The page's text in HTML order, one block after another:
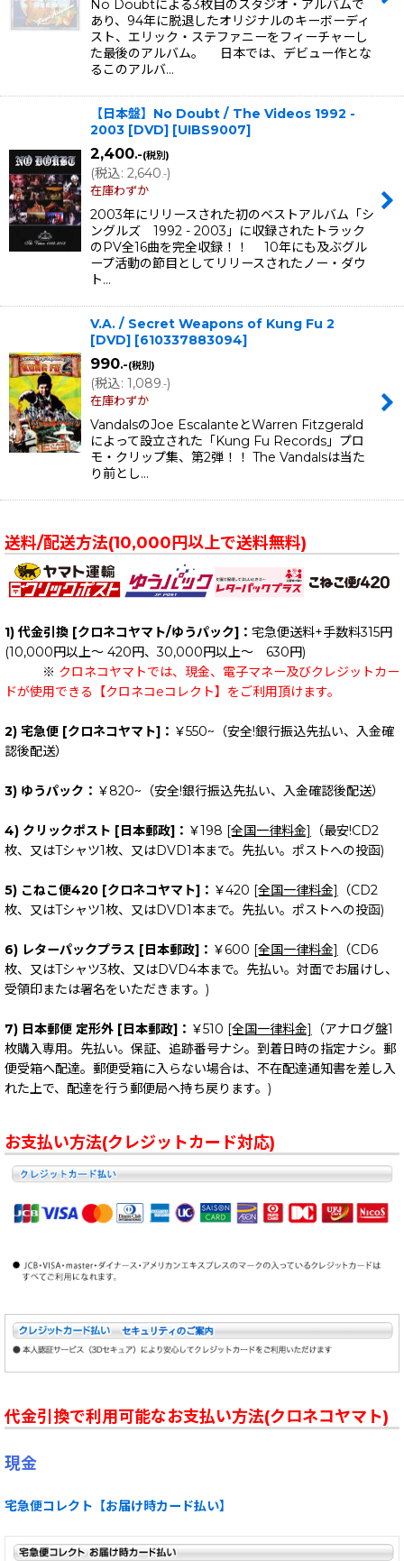
No Doubtによる3枚目のスタジオ・アルバムで
あり、94年に脱退したオリジナルのキーボーディ
スト、エリック・ステファニーをフィーチャーし
た最後のアルバム。 日本では、デビュー作とな
るこのアルバ…
【日本盤】No Doubt / The Videos 1992 -
2003 [DVD] [UIBS9007]
2,400.-(税別)
(税込: 2,640.-)
在庫わずか
2003年にリリースされた初のベストアルバム「シ
ングルズ 1992 - 2003」に収録されたトラック
のPV全16曲を完全収録！！ 10年にも及ぶグル
ープ活動の節目としてリリースされたノー・ダウ
ト…
V.A. / Secret Weapons of Kung Fu 2
[DVD] [610337883094]
990.-(税別)
(税込: 1,089.-)
在庫わずか
VandalsのJoe EscalanteとWarren Fitzgerald
によって設立された「Kung Fu Records」プロ
モ・クリップ集、第2弾！！ The Vandalsは当た
り前とし…
送料/配送方法(10,000円以上で送料無料)
1) 代金引換 [クロネコヤマト/ゆうパック]： 宅急便送料+手数料315円
(10,000円以上～ 420円、30,000円以上～ 630円)
※ クロネコヤマトでは、現金、電子マネー及びクレジットカー
ドが使用できる【クロネコeコレクト】をご利用頂けます。
2) 宅急便 [クロネコヤマト]： ￥550~（安全!銀行振込先払い、入金確
認後配送）
3) ゆうパック： ￥820~（安全!銀行振込先払い、入金確認後配送）
4) クリックポスト [日本郵政]： ￥198 [全国一律料金]
（最安!CD2
枚、又はTシャツ1枚、又はDVD1本まで。先払い。ポストへの投函)
5) こねこ便420 [クロネコヤマト]： ￥420 [全国一律料金]
（CD2
枚、又はTシャツ1枚、又はDVD1本まで。先払い。ポストへの投函)
6) レターパックプラス [日本郵政]： ￥600 [全国一律料金]
（CD6
枚、又はTシャツ3枚、又はDVD4本まで。先払い。対面でお届けし、
受領印または署名をいただきます。)
7) 日本郵便 定形外 [日本郵政]： ￥510 [全国一律料金]
（アナログ盤1
枚購入専用。先払い。保証、追跡番号ナシ。到着日時の指定ナシ。郵
便受箱へ配達。郵便受箱に入らない場合は、不在配達通知書を差し入
れた上で、配達を行う郵便局へ持ち戻ります。)
お支払い方法(クレジットカード対応)
代金引換で利用可能なお支払い方法(クロネコヤマト)
現金
宅急便コレクト【お届け時カード払い】